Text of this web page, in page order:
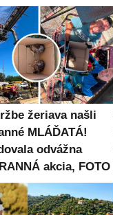
žeriava našli
MLÁĎATÁ!
odvážna
akcia, FOTO